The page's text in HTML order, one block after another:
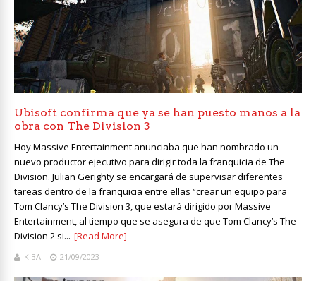
Ubisoft confirma que ya se han puesto manos a la
obra con The Division 3
Hoy Massive Entertainment anunciaba que han nombrado un
nuevo productor ejecutivo para dirigir toda la franquicia de The
Division. Julian Gerighty se encargará de supervisar diferentes
tareas dentro de la franquicia entre ellas “crear un equipo para
Tom Clancy’s The Division 3, que estará dirigido por Massive
Entertainment, al tiempo que se asegura de que Tom Clancy’s The
Division 2 si... [Read More]
KIBA 21/09/2023